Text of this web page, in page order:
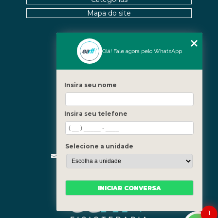
BENEFÍCIOS DO TRATAMENTO
TRATAMENTOS
PRECISA CONHECER
MELHORAR A MOBILIDADE
MELHORAR A QUALIDADE DE VIDA
MELHORAR SUA QUALIDADE DE VIDA
Fale Conosco
(21) 3619-5657
(21) 99390-3850
contato@fisioterapiainvestigativa.com
Segunda a sexta, das 7h às 21h
Nossas Unidades
Barra - Rio de Janeiro
Mapa do site
1
Olá! Fale agora pelo WhatsApp
Insira seu nome
Insira seu telefone
Selecione a unidade
INICIAR CONVERSA